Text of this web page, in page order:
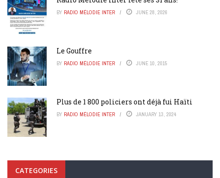
BY RADIO MÉLODIE INTER JUNE 28, 2026
Le Gouffre
BY RADIO MÉLODIE INTER JUNE 10, 2015
Plus de 1 800 policiers ont déjà fui Haïti
BY RADIO MÉLODIE INTER JANUARY 13, 2024
CATEGORIES